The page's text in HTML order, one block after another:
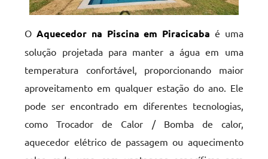
OAquecedor na Piscina em Piracicaba é uma
solução projetada para manter a água em uma
temperatura confortável, proporcionando maior
aproveitamento em qualquer estação do ano. Ele
pode ser encontrado em diferentes tecnologias,
como Trocador de Calor / Bomba de calor,
aquecedor elétrico de passagem ou aquecimento